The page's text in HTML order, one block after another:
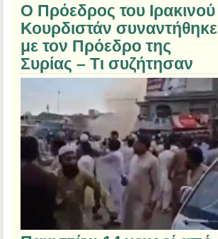
Ο Πρόεδρος του Ιρακινού
Κουρδιστάν συναντήθηκε
με τον Πρόεδρο της
Συρίας – Τι συζήτησαν